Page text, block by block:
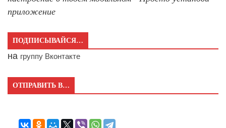
приложение
ПОДПИСЫВАЙСЯ…
на группу Вконтакте
ОТПРАВИТЬ В…